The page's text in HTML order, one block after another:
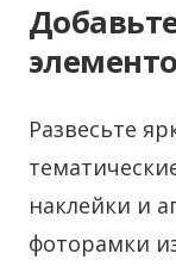
Развесьте
наклейки и
фоторамки